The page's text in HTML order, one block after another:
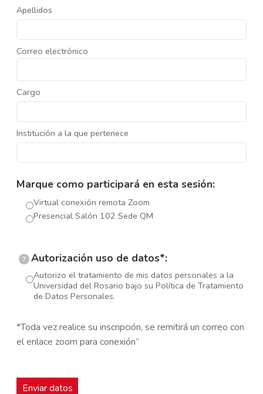
Apellidos
Correo electrónico
Cargo
Institución a la que pertenece
Marque como participará en esta sesión:
Virtual conexión remota Zoom
Presencial Salón 102 Sede QM
? Autorización uso de datos*:
Autorizo el tratamiento de mis datos personales a la
Universidad del Rosario bajo su Política de Tratamiento
de Datos Personales.
*Toda vez realice su inscripción, se remitirá un correo con
el enlace zoom para conexión”